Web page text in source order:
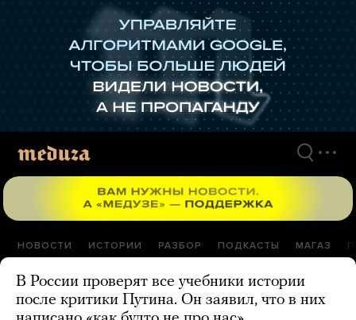
НОВОСТИ ИСТОРИИ РАЗБОР ПОДКАСТЫ МАГАЗ
В России проверят все учебники истории
после критики Путина. Он заявил, что в них